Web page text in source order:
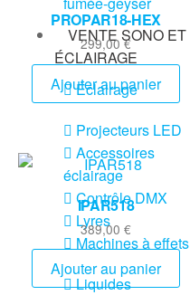
VENTE SONO ET
ÉCLAIRAGE
Éclairage
Projecteurs LED
Accessoires
éclairage
Contrôle DMX
Lyres
Machines à effets
Liquides
PROPAR18-HEX
299,00€
Ajouter au panier
IPAR518
389,00 €
Ajouter au panier